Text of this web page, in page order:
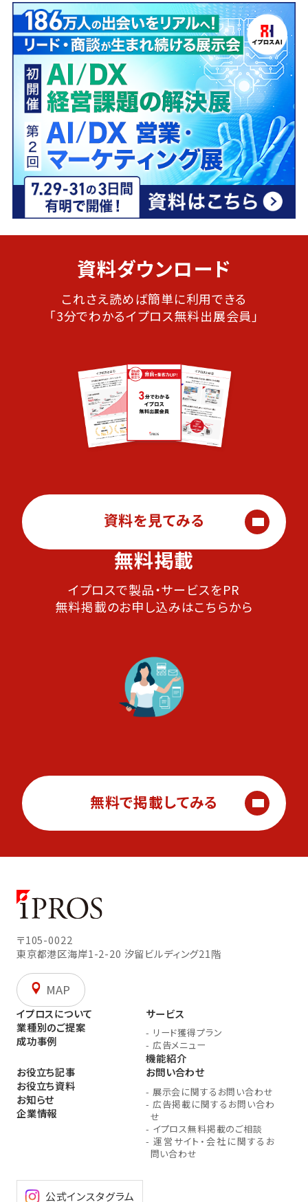
資料ダウンロード
これさえ読めば簡単に利用できる
「3分でわかるイプロス無料出展会員」
資料を見てみる
無料掲載
イプロスで製品・サービスをPR
無料掲載のお申し込みはこちらから
無料で掲載してみる
〒105-0022
東京都港区海岸1-2-20 汐留ビルディング21階
MAP
イプロスについて
業種別のご提案
成功事例
サービス
- リード獲得プラン
- 広告メニュー
機能紹介
お役立ち記事
お役立ち資料
お知らせ
企業情報
お問い合わせ
- 展示会に関するお問い合わせ
- 広告掲載に関するお問い合わ
せ
- イプロス無料掲載のご相談
- 運営サイト・会社に関するお
問い合わせ
公式インスタグラム